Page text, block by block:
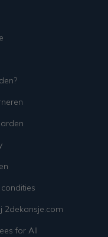
2dekansje.com
for All